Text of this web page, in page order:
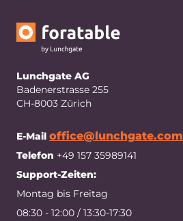
Lunchgate AG
Badenerstrasse 255
CH-8003 Zürich
E-Mail office@lunchgate.com
Telefon +49 157 35989141
Support-Zeiten:
Montag bis Freitag
08:30 - 12:00 / 13:30-17:30